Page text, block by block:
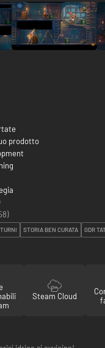
prodotto
)
STORIA BEN CURATA GDR
Steam Cloud